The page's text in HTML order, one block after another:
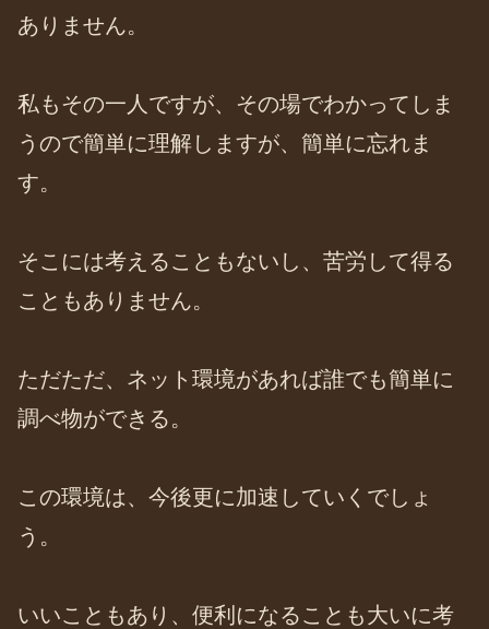
ありません。
私もその一人ですが、その場でわかってしま
うので簡単に理解しますが、簡単に忘れま
す。
そこには考えることもないし、苦労して得る
こともありません。
ただただ、ネット環境があれば誰でも簡単に
調べ物ができる。
この環境は、今後更に加速していくでしょ
う。
いいこともあり、便利になることも大いに考